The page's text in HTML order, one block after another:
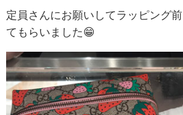
定員さんにお願いしてラッピング
てもらいました😁